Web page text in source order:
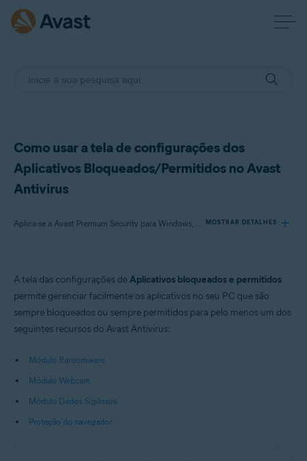
Como usar a tela de configurações dos
Aplicativos Bloqueados/Permitidos no Avast
Antivirus
Aplica-se a Avast Premium Security para Windows, Avast Free Antivirus para Windows MOSTRAR DETALHES
Produtos:
Avast Premium Security 24.x para Windows
Sistemas operacionais:
Microsoft Windows 8.1 / Pro / Enterprise - 32 / 64-bit
Microsoft Windows 7 Home Basic/Home
atualização de pacote cumulativo de conveniência, 32/64 bits
A tela das configurações deAplicativos bloqueados e permitidos
permite gerenciar facilmente os aplicativos no seu PC que são
sempre bloqueados ou sempre permitidos para pelo menos um dos
seguintes recursos do Avast Antivirus:
Módulo Ransomware
Módulo Webcam
Módulo Dados Sigilosos
Proteção do navegador